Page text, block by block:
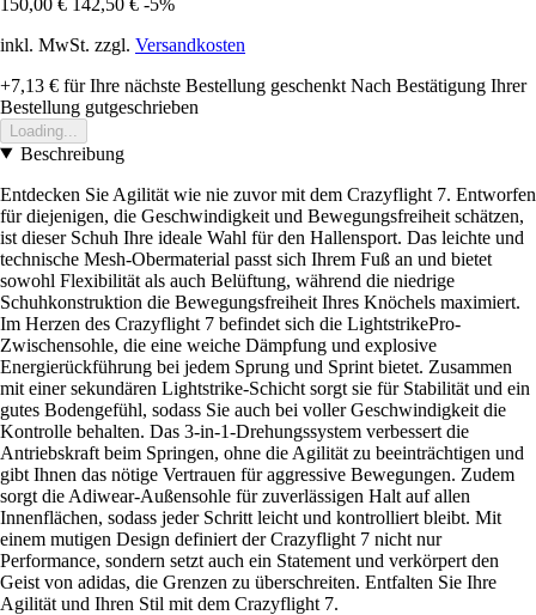
inkl. MwSt. zzgl. Versandkosten
+7,13 € für Ihre nächste Bestellung geschenkt Nach Bestätigung Ihrer
Bestellung gutgeschrieben
Loading...
Beschreibung
Entdecken Sie Agilität wie nie zuvor mit dem Crazyflight 7. Entworfen
für diejenigen, die Geschwindigkeit und Bewegungsfreiheit schätzen,
ist dieser Schuh Ihre ideale Wahl für den Hallensport. Das leichte und
technische Mesh-Obermaterial passt sich Ihrem Fuß an und bietet
sowohl Flexibilität als auch Belüftung, während die niedrige
Schuhkonstruktion die Bewegungsfreiheit Ihres Knöchels maximiert.
Im Herzen des Crazyflight 7 befindet sich die LightstrikePro-
Zwischensohle, die eine weiche Dämpfung und explosive
Energierückführung bei jedem Sprung und Sprint bietet. Zusammen
mit einer sekundären Lightstrike-Schicht sorgt sie für Stabilität und ein
gutes Bodengefühl, sodass Sie auch bei voller Geschwindigkeit die
Kontrolle behalten. Das 3-in-1-Drehungssystem verbessert die
Antriebskraft beim Springen, ohne die Agilität zu beeinträchtigen und
gibt Ihnen das nötige Vertrauen für aggressive Bewegungen. Zudem
sorgt die Adiwear-Außensohle für zuverlässigen Halt auf allen
Innenflächen, sodass jeder Schritt leicht und kontrolliert bleibt. Mit
einem mutigen Design definiert der Crazyflight 7 nicht nur
Performance, sondern setzt auch ein Statement und verkörpert den
Geist von adidas, die Grenzen zu überschreiten. Entfalten Sie Ihre
Agilität und Ihren Stil mit dem Crazyflight 7.